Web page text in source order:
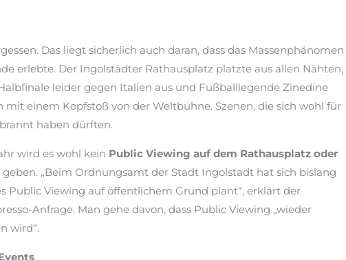
Das liegt sicherlich auch daran, dass das Massenphänomen
erlebte. Der Ingolstädter Rathausplatz platzte aus allen Nähten,
leider gegen Italien aus und Fußballlegende Zinedine
einem Kopfstoß von der Weltbühne. Szenen, die sich wohl für
haben dürften.
wird es wohl kein Public Viewing auf dem Rathausplatz oder
geben. „Beim Ordnungsamt der Stadt Ingolstadt hat sich bislang
Public Viewing auf öffentlichem Grund plant“, erklärt der
Anfrage. Man gehe davon, dass Public Viewing „wieder
wird“.
.